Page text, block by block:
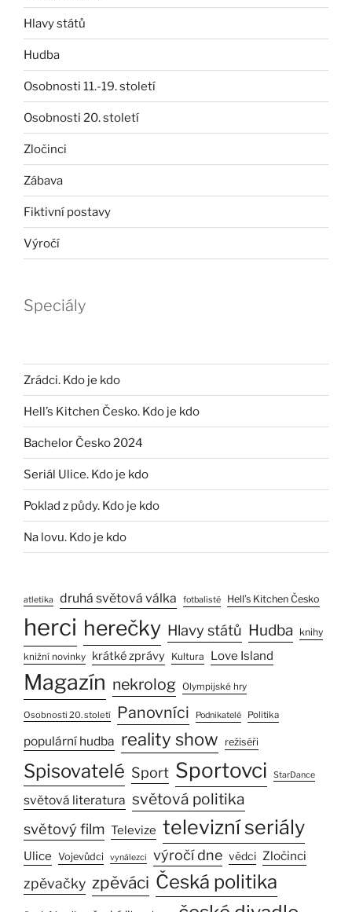
Hlavy států
Hudba
Osobnosti 11.-19. století
Osobnosti 20. století
Zločinci
Zábava
Fiktivní postavy
Výročí
Speciály
Zrádci. Kdo je kdo
Hell’s Kitchen Česko. Kdo je kdo
Bachelor Česko 2024
Seriál Ulice. Kdo je kdo
Poklad z půdy. Kdo je kdo
Na lovu. Kdo je kdo
atletika druhá světová válka fotbalisté Hell’s Kitchen Česko
herci herečky Hlavy států Hudba knihy
knižní novinky krátké zprávy Kultura Love Island
Magazín nekrolog Olympijské hry
Osobnosti 20. století Panovníci Podnikatelé Politika
populární hudba reality show režiséři
Spisovatelé Sport Sportovci StarDance
světová literatura světová politika
světový film Televize televizní seriály
Ulice Vojevůdci vynálezci výročí dne vědci Zločinci
zpěvačky zpěváci Česká politika